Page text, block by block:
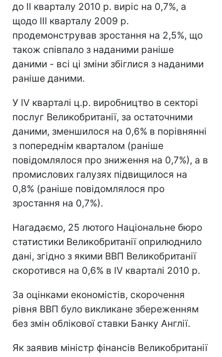
до II кварталу 2010 р. виріс на 0,7%, а
щодо III кварталу 2009 р.
продемонстрував зростання на 2,5%, що
також співпало з наданими раніше
даними - всі ці зміни збіглися з наданими
раніше даними.
У IV кварталі ц.р. виробництво в секторі
послуг Великобританії, за остаточними
даними, зменшилося на 0,6% в порівнянні
з попереднім кварталом (раніше
повідомлялося про зниження на 0,7%), а в
промислових галузях підвищилося на
0,8% (раніше повідомлялося про
зростання на 0,7%).
Нагадаємо, 25 лютого Національне бюро
статистики Великобританії оприлюднило
дані, згідно з якими ВВП Великобританії
скоротився на 0,6% в IV кварталі 2010 р.
За оцінками економістів, скорочення
рівня ВВП було викликане збереженням
без змін облікової ставки Банку Англії.
Як заявив міністр фінансів Великобританії